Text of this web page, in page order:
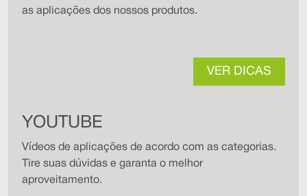
as aplicações dos nossos produtos.
VER DICAS
YOUTUBE
Vídeos de aplicações de acordo com as categorias.
Tire suas dúvidas e garanta o melhor
aproveitamento.